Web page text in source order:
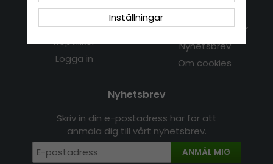
Kontakt
Jag vill göra en retur
Köpvillkor
Logga in
Om Hatshop.se
Populära sökningar
Nyhetsbrev
Om cookies
Nyhetsbrev
Skriv in din e-postadress här för att
anmäla dig till vårt nyhetsbrev.
ANMÄL MIG
Inställningar